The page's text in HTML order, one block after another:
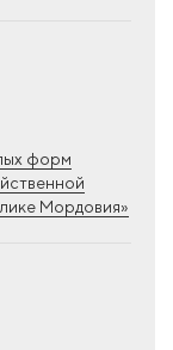
форм
Мордовия»